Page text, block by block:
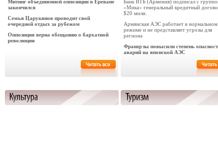
Митинг объединенной оппозиции в Ереване
закончился
Семья Царукянов проводит свой
очередной отдых за рубежом
Оппозиция верна обещанию о бархатной
революции
Банк ВТБ (Армения) подписал с
«Мика» генеральный кредитный
$20 милн.
Армянская АЭС работает в нормальном
режиме и не представляет угрозы для
региона
Французы повысили степень
аварий на японской АЭС